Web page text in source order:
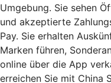
Umgebung. Sie sehen
und akzeptierte
Pay. Sie erhalten
Marken führen,
online über die App
erreichen Sie mit China